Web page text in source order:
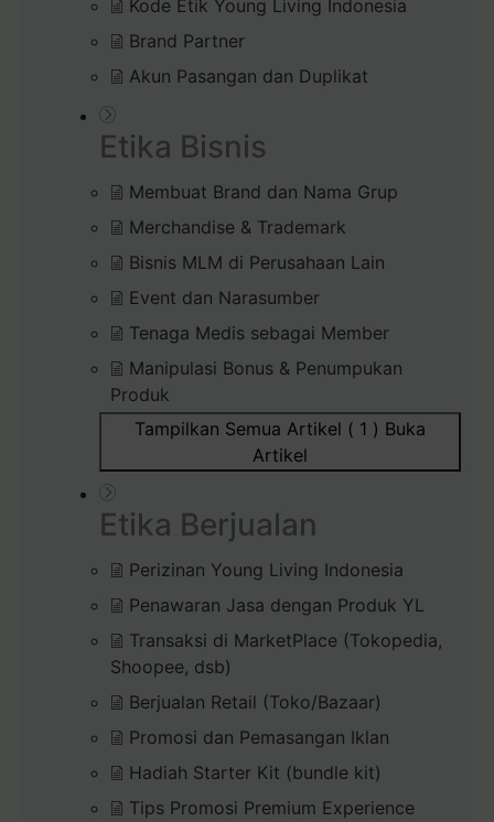
Kode Etik Young Living Indonesia
Brand Partner
Akun Pasangan dan Duplikat
Etika Bisnis
Membuat Brand dan Nama Grup
Merchandise & Trademark
Bisnis MLM di Perusahaan Lain
Event dan Narasumber
Tenaga Medis sebagai Member
Manipulasi Bonus & Penumpukan
Produk
Tampilkan Semua Artikel ( 1 ) Buka
Artikel
Etika Berjualan
Perizinan Young Living Indonesia
Penawaran Jasa dengan Produk YL
Transaksi di MarketPlace (Tokopedia,
Shoopee, dsb)
Berjualan Retail (Toko/Bazaar)
Promosi dan Pemasangan Iklan
Hadiah Starter Kit (bundle kit)
Tips Promosi Premium Experience